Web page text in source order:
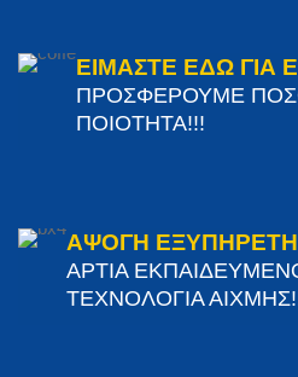
ΕΙΜΑΣΤΕ ΕΔΩ ΓΙΑ
ΠΡΟΣΦΕΡΟΥΜΕ
ΠΟΙΟΤΗΤΑ!!!
ΑΨΟΓΗ
ΑΡΤΙΑ
ΤΕΧΝΟΛΟΓΙΑ